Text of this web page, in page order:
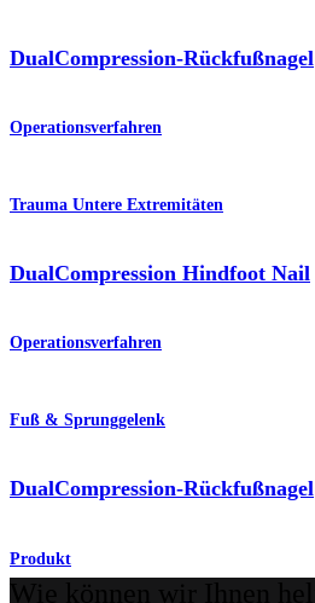
DualCompression-Rückfußnagel
Operationsverfahren
Trauma Untere Extremitäten
DualCompression Hindfoot Nail
Operationsverfahren
Fuß & Sprunggelenk
DualCompression-Rückfußnagel
Produkt